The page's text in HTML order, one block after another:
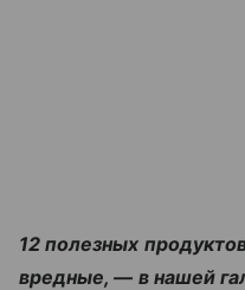
12 полезных
вредные, — в нашей